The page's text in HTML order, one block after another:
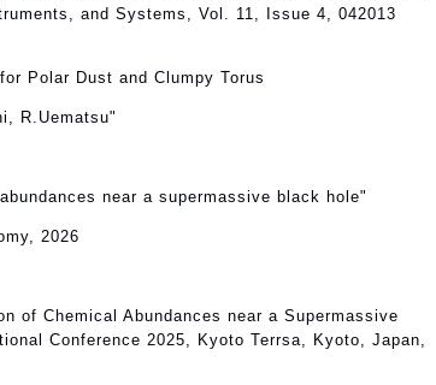
and Systems, Vol. 11, Issue 4, 042013
Polar Dust and Clumpy Torus
R.Uematsu"
near a supermassive black hole"
2026
of Chemical Abundances near a Supermassive
Conference 2025, Kyoto Terrsa, Kyoto, Japan,